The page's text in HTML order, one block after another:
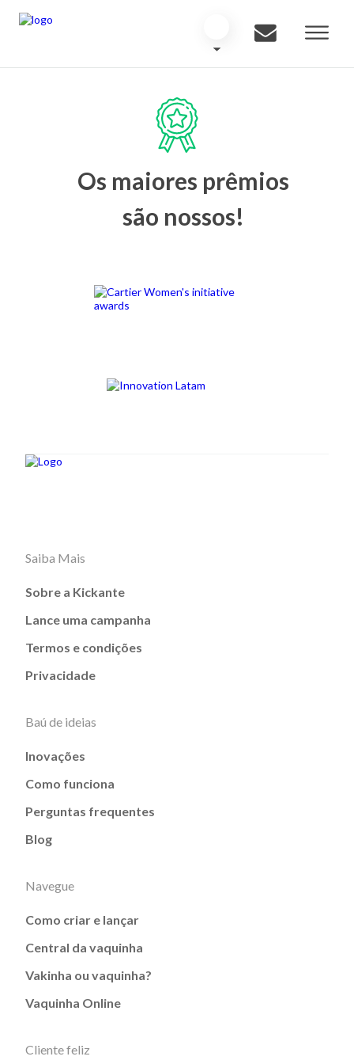
Os maiores prêmios
são nossos!
Saiba Mais
Sobre a Kickante
Lance uma campanha
Termos e condições
Privacidade
Baú de ideias
Inovações
Como funciona
Perguntas frequentes
Blog
Navegue
Como criar e lançar
Central da vaquinha
Vakinha ou vaquinha?
Vaquinha Online
Cliente feliz